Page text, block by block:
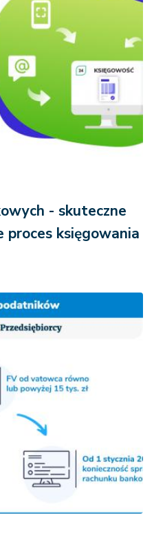
- skuteczne
proces księgowania